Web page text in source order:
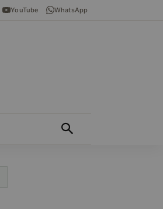
YouTube WhatsApp